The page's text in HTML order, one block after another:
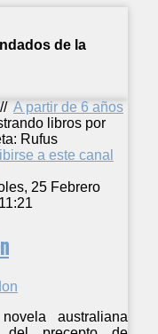
de la
// A partir de 6 años
libros por
Rufus
a este canal
25 Febrero
australiana